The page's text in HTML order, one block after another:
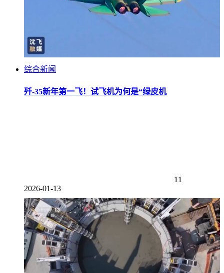
综合新闻
歼-35新年第一飞！试飞机为何是“绿皮机
11
2026-01-13